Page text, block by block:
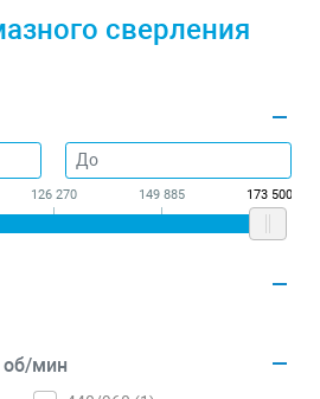
сверления
126 270 149 885 173 500
об/мин